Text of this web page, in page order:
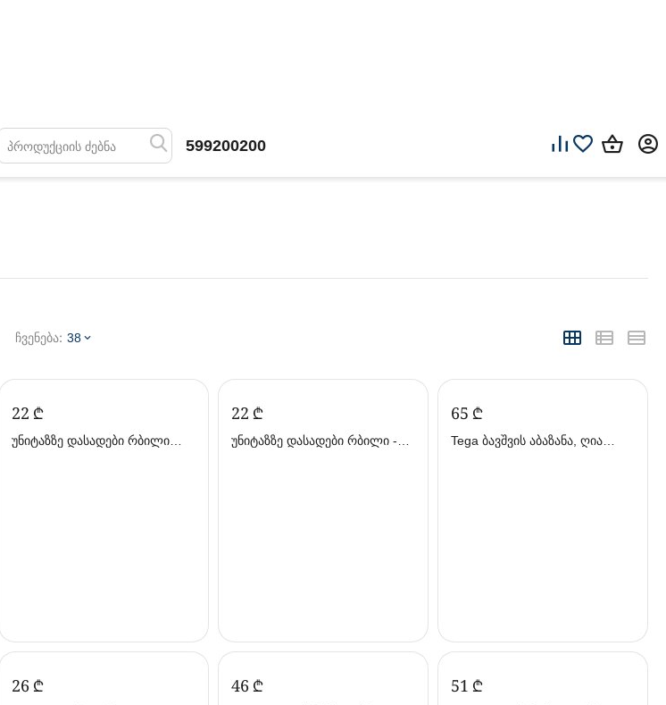
599200200
ჩვენება: 38
‍22‍ ₾
უნიტაზზე დასადები რბილი
‍22‍ ₾
უნიტაზზე დასადები რბილი -
‍65‍ ₾
Tega ბავშვის აბაზანა, ღია
‍26‍ ₾ ‍46‍ ₾ ‍51‍ ₾